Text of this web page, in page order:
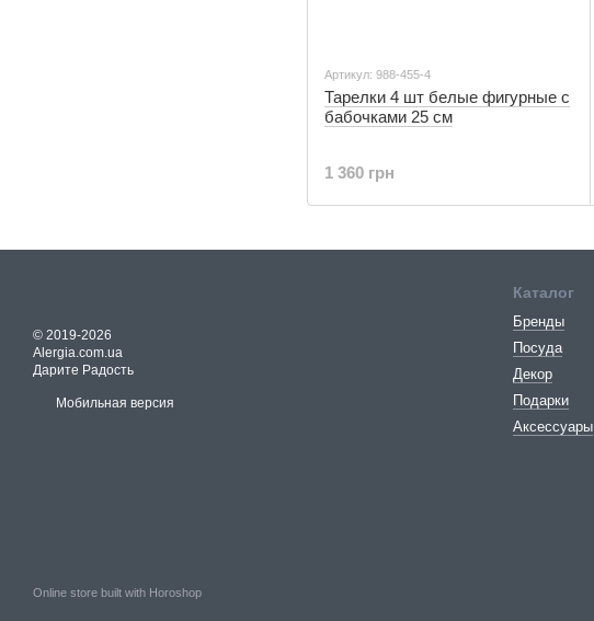
Артикул: 988-455-4
Тарелки 4 шт белые фигурные с
бабочками 25 см
1 360 грн
© 2019-2026
Alergia.com.ua
Дарите Радость
Мобильная версия
Online store built with Horoshop
Каталог
Бренды
Посуда
Декор
Подарки
Аксессуары